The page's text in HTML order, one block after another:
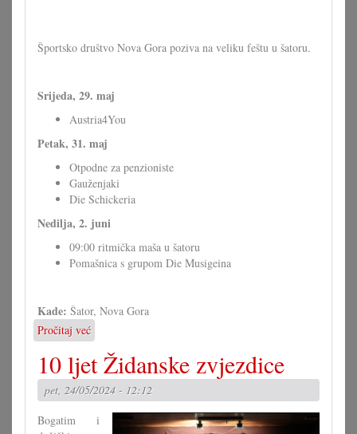
Športsko društvo Nova Gora poziva na veliku feštu u šatoru.
Srijeda, 29. maj
Austria4You
Petak, 31. maj
Otpodne za penzioniste
Gauženjaki
Die Schickeria
Nedilja, 2. juni
09:00 ritmička maša u šatoru
Pomašnica s grupom Die Musigeina
Kade: Šator, Nova Gora
Pročitaj već
Športska
fešta
u
Novoj
10 ljet Židanske zvjezdice
pet, 24/05/2024 - 12:12
Bogatim i